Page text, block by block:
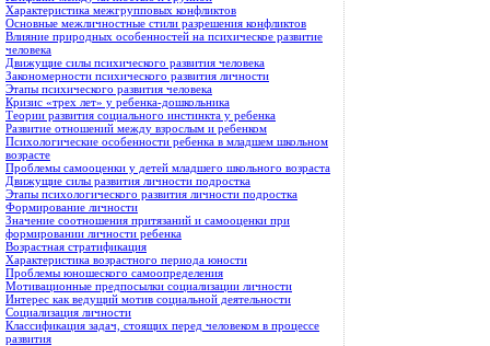
Характеристика межгрупповых конфликтов
Основные межличностные стили разрешения конфликтов
Влияние природных особенностей на психическое развитие
человека
Движущие силы психического развития человека
Закономерности психического развития личности
Этапы психического развития человека
Кризис «трех лет» у ребенка-дошкольника
Теории развития социального инстинкта у ребенка
Развитие отношений между взрослым и ребенком
Психологические особенности ребенка в младшем школьном
возрасте
Проблемы самооценки у детей младшего школьного возраста
Движущие силы развития личности подростка
Этапы психологического развития личности подростка
Формирование личности
Значение соотношения притязаний и самооценки при
формировании личности ребенка
Возрастная стратификация
Характеристика возрастного периода юности
Проблемы юношеского самоопределения
Мотивационные предпосылки социализации личности
Интерес как ведущий мотив социальной деятельности
Социализация личности
Классификация задач, стоящих перед человеком в процессе
развития